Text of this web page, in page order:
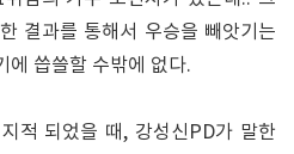
결과를 통해서 우승을 빼앗기는
에 씁쓸할 수밖에 없다.
적 되었을 때, 강성신PD가 말한